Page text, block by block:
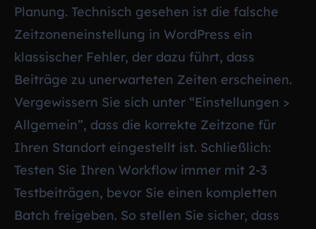
Planung. Technisch gesehen ist die falsche
Zeitzoneneinstellung in WordPress ein
klassischer Fehler, der dazu führt, dass
Beiträge zu unerwarteten Zeiten erscheinen.
Vergewissern Sie sich unter “Einstellungen >
Allgemein”, dass die korrekte Zeitzone für
Ihren Standort eingestellt ist. Schließlich:
Testen Sie Ihren Workflow immer mit 2-3
Testbeiträgen, bevor Sie einen kompletten
Batch freigeben. So stellen Sie sicher, dass